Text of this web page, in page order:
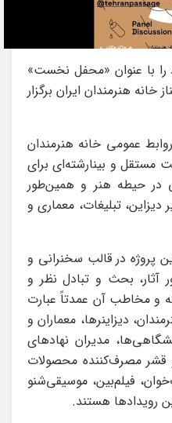
را با عنوان «محفل نخست»
خانه‌ هنرمندان ایران برگزار
عمومی خانه هنرمندان
مستقل و بینارشته‌ای برای
در حیطه‌ هنر و همین‌طور
تبلیغات، معماری و
پروژه در قالب سخنرانی و
بحث و تبادل ‌نظر و
و مخاطب آن عمدتاً عبارت
دیزاینرها، معماران و
مدیران نهادهای
و قشر مصرف‌کننده‌ محصولات
فیلم‌بین، موسیقی‌شنو
رویدادها هستند.